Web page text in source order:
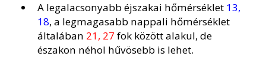
A legalacsonyabb éjszakai hőmérséklet 13,
18, a legmagasabb nappali hőmérséklet
általában 21, 27 fok között alakul, de
északon néhol hűvösebb is lehet.